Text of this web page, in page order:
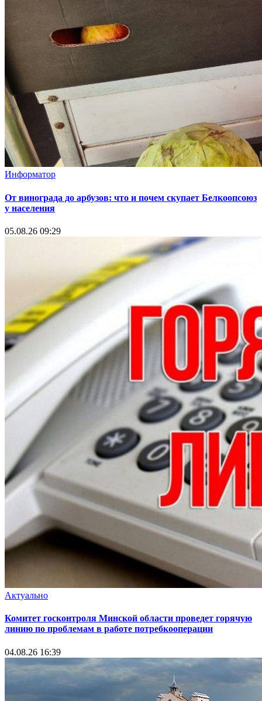
Информатор
От винограда до арбузов: что и почем скупает Белкоопсоюз
у населения
05.08.26 09:29
Актуально
Комитет госконтроля Минской области проведет горячую
линию по проблемам в работе потребкооперации
04.08.26 16:39